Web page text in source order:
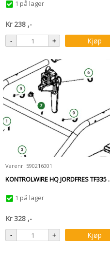
1 på lager
Kr 238 ,-
Kjøp
Varenr: 590216001
KONTROLWIRE HQ JORDFRES TF335
1 på lager
Kr328 ,-
Kjøp